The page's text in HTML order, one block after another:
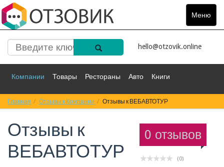
Меню
Toggle
hello@otzovik.online
Компании Товары Рестораны Авто Книги
Спорт Фильмы Деньги Путешествия
Красота Здоровье
Главная Отзывы к Компании Отзывы к ВЕБАВТОТУР
0 отзывов
(0)
Отзывы к
ВЕБАВТОТУР